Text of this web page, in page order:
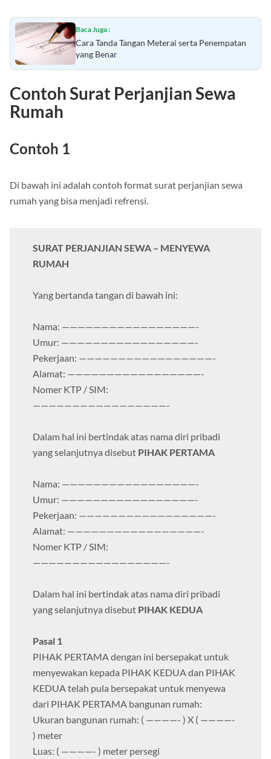
Baca Juga :
Cara Tanda Tangan Meterai serta Penempatan
yang Benar
Contoh Surat Perjanjian Sewa
Rumah
Contoh 1
Di bawah ini adalah contoh format surat perjanjian sewa
rumah yang bisa menjadi refrensi.
SURAT PERJANJIAN SEWA – MENYEWA
RUMAH
Yang bertanda tangan di bawah ini:
Nama: —————————————————-
Umur: —————————————————-
Pekerjaan: —————————————————-
Alamat: —————————————————-
Nomer KTP / SIM:
—————————————————-
Dalam hal ini bertindak atas nama diri pribadi
yang selanjutnya disebut PIHAK PERTAMA
Nama: —————————————————-
Umur: —————————————————-
Pekerjaan: —————————————————-
Alamat: —————————————————-
Nomer KTP / SIM:
—————————————————-
Dalam hal ini bertindak atas nama diri pribadi
yang selanjutnya disebut PIHAK KEDUA
Pasal 1
PIHAK PERTAMA dengan ini bersepakat untuk
menyewakan kepada PIHAK KEDUA dan PIHAK
KEDUA telah pula bersepakat untuk menyewa
dari PIHAK PERTAMA bangunan rumah:
Ukuran bangunan rumah: ( ————- ) X ( ————-
) meter
Luas: ( ————- ) meter persegi